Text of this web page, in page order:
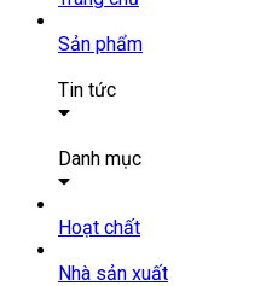
Sản phẩm
Tin tức
Tin tức
Danh mục
SẢN PHẨM THUỐC
Tất cả sản phẩm
Hoạt chất
Nhà sản xuất